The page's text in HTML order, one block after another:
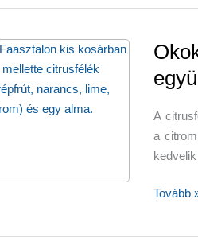
a
hideg
A
a
Okok,
Tovább